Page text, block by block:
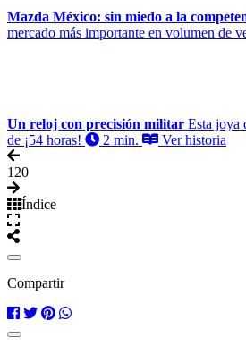
Mazda México: sin miedo a la
mercado más importante en volumen de
Un reloj con precisión militar Esta joya
de ¡54 horas!
2 min. Ver historia
120
Índice
Compartir